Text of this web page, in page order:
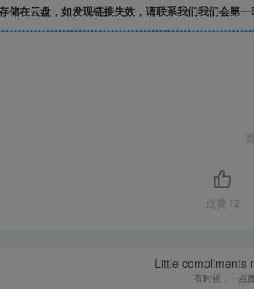
储在云盘，如发现链接失效，请联系我们我们会第一
点赞 12
Little compliments
有时候，一点